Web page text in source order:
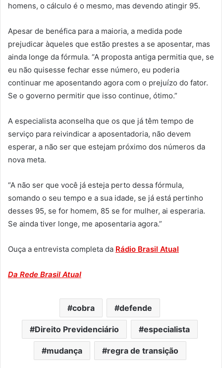
homens, o cálculo é o mesmo, mas devendo atingir 95.
Apesar de benéfica para a maioria, a medida pode
prejudicar àqueles que estão prestes a se aposentar, mas
ainda longe da fórmula. “A proposta antiga permitia que, se
eu não quisesse fechar esse número, eu poderia
continuar me aposentando agora com o prejuízo do fator.
Se o governo permitir que isso continue, ótimo.”
A especialista aconselha que os que já têm tempo de
serviço para reivindicar a aposentadoria, não devem
esperar, a não ser que estejam próximo dos números da
nova meta.
“A não ser que você já esteja perto dessa fórmula,
somando o seu tempo e a sua idade, se já está pertinho
desses 95, se for homem, 85 se for mulher, ai esperaria.
Se ainda tiver longe, me aposentaria agora.”
Ouça a entrevista completa da Rádio Brasil Atual
Da Rede Brasil Atual
cobra defende
Direito Previdenciário especialista
mudança regra de transição